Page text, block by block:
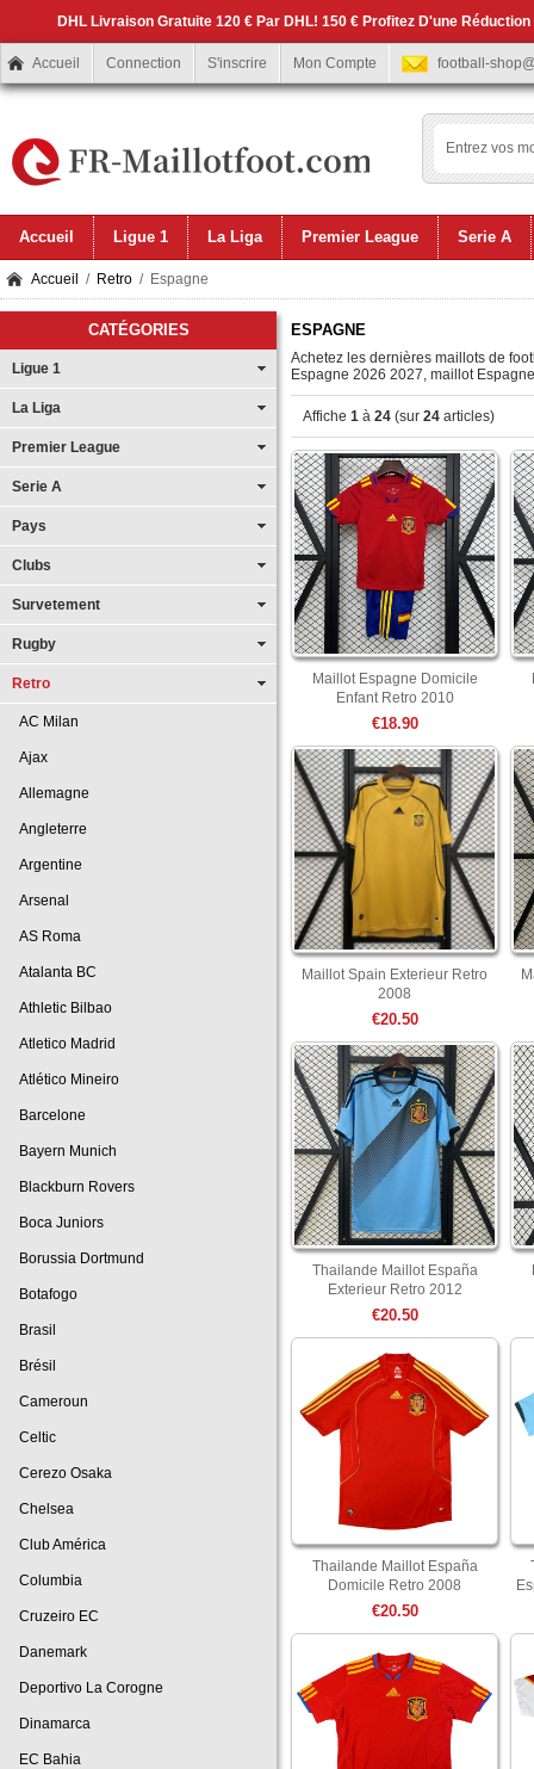
DHL Livraison Gratuite 120 € Par DHL! 150 € Profitez D'une
Accueil Connection S'inscrire Mon Compte football-
Accueil Ligue 1 La Liga Premier League Serie A
Accueil / Retro / Espagne
CATÉGORIES
Ligue 1
La Liga
Premier League
Serie A
Pays
Clubs
Survetement
Rugby
Retro
AC Milan
Ajax
Allemagne
Angleterre
Argentine
Arsenal
AS Roma
Atalanta BC
Athletic Bilbao
Atletico Madrid
Atlético Mineiro
Barcelone
Bayern Munich
Blackburn Rovers
Boca Juniors
Borussia Dortmund
Botafogo
Brasil
Brésil
Cameroun
Celtic
Cerezo Osaka
Chelsea
Club América
Columbia
Cruzeiro EC
Danemark
Deportivo La Corogne
Dinamarca
EC Bahia
ESPAGNE
Achetez les dernières maillots de
Espagne 2026 2027, maillot
Affiche 1 à 24 (sur 24 articles)
Maillot Espagne Domicile
Enfant Retro 2010
€18.90
Maillot Spain Exterieur Retro
2008
€20.50
Thailande Maillot España
Exterieur Retro 2012
€20.50
Thailande Maillot España
Domicile Retro 2008
€20.50